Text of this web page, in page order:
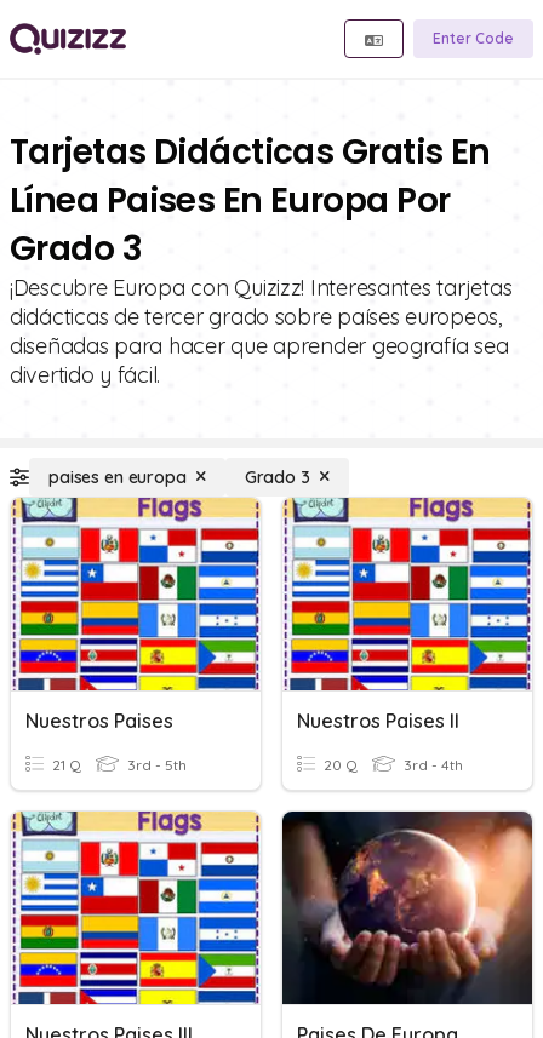
Enter Code
Tarjetas Didácticas Gratis En
Línea Paises En Europa Por
Grado 3
¡Descubre Europa con Quizizz! Interesantes tarjetas
didácticas de tercer grado sobre países europeos,
diseñadas para hacer que aprender geografía sea
divertido y fácil.
paises en europa Grado 3
Nuestros Paises
21 Q 3rd - 5th
Nuestros Paises II
20 Q 3rd - 4th